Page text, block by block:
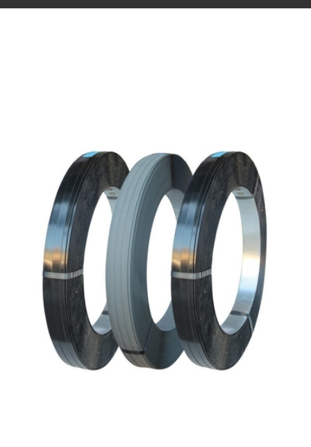
ÇELIK ÇEMBER